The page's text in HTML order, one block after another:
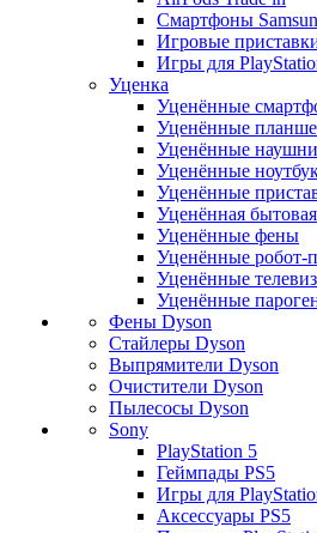
Смартфоны
Игровые
Игры для
Уценка
Уценённые
Уценённые
Уценённые
Уценённые
Уценённые
Уценённая
Уценённые фены
Уценённые робот-
Уценённые
Уценённые
Фены Dyson
Стайлеры Dyson
Выпрямители Dyson
Очистители Dyson
Пылесосы Dyson
Sony
PlayStation 5
Геймпады PS5
Игры для
Аксессуары PS5